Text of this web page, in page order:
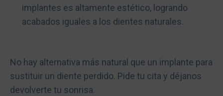
implantes es altamente estético, logrando
acabados iguales a los dientes naturales.
No hay alternativa más natural que un implante para
sustituir un diente perdido. Pide tu cita y déjanos
devolverte tu sonrisa.